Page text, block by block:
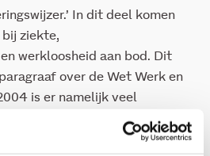
In dit deel komen
ziekte,
werkloosheid aan bod. Dit
over de Wet Werk en
is er namelijk veel